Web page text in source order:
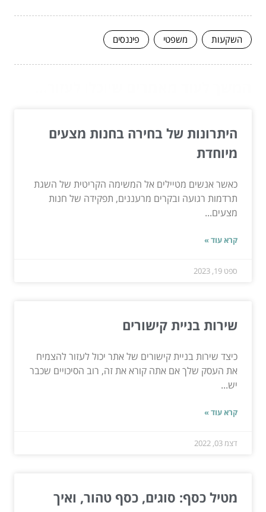
השקעות משפטי פיננסים
היתרונות של בחירה בחנות מצעים
מיוחדת
כאשר אנשים מטיילים אל המשימה הקריטית של השגת
תרדמות רגועה ובקרים מרעננים, תפקידה של חנות
מצעים...
קרא עוד »
ספט 19, 2023
שירות בניית קישורים
כיצד שירות בניית קישורים של אתר יכול לעזור להצמיח
את העסק שלך אם אתה קורא את זה, רוב הסיכויים שכבר
יש...
קרא עוד »
דצמ 03, 2022
מטיל כסף: סוגים, כסף טהור, ואיך